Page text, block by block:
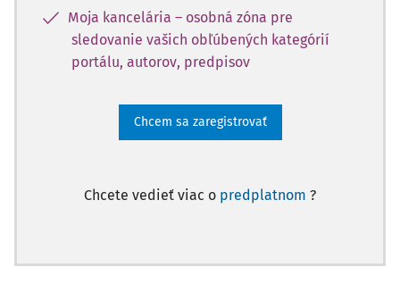
Moja kancelária – osobná zóna pre
sledovanie vašich obľúbených kategórií
portálu, autorov, predpisov
Chcem sa zaregistrovať
Chcete vedieť viac o predplatnom ?